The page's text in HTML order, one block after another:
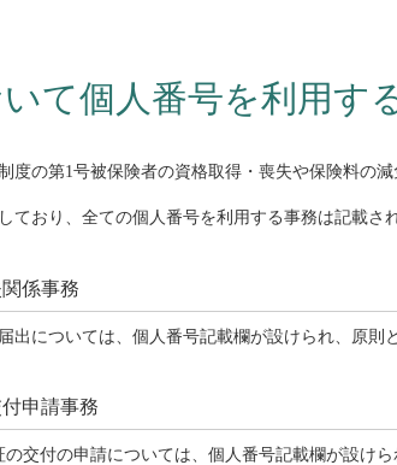
て個人番号を利用す
度の第1号被保険者の資格取得・喪失や保険料の
おり、全ての個人番号を利用する事務は記載さ
係事務
出については、個人番号記載欄が設けられ、原則
申請事務
交付の申請については、個人番号記載欄が設け